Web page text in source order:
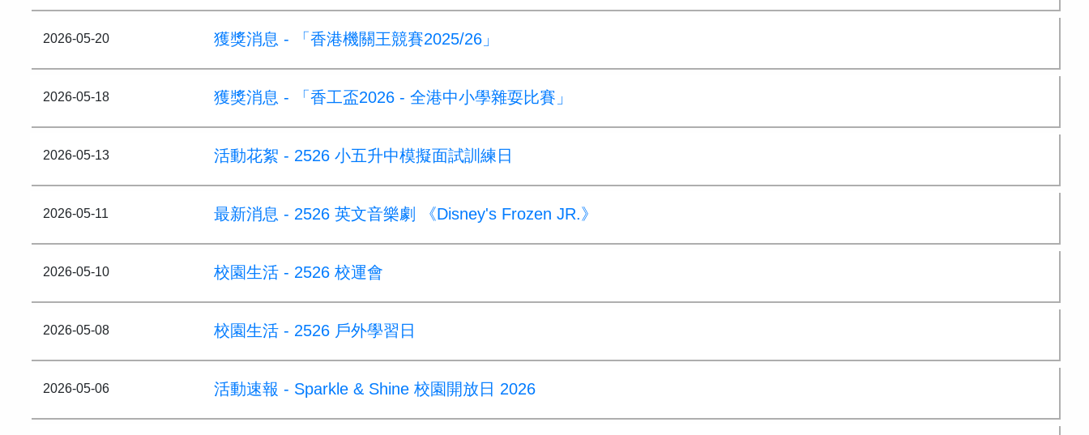
2026-05-20 獲獎消息 - 「香港機關王競賽2025/26」
2026-05-18 獲獎消息 - 「香工盃2026 - 全港中小學雜耍比賽」
2026-05-13 活動花絮 - 2526 小五升中模擬面試訓練日
2026-05-11 最新消息 - 2526 英文音樂劇 《Disney's Frozen JR.》
2026-05-10 校園生活 - 2526 校運會
2026-05-08 校園生活 - 2526 戶外學習日
2026-05-06 活動速報 - Sparkle & Shine 校園開放日 2026